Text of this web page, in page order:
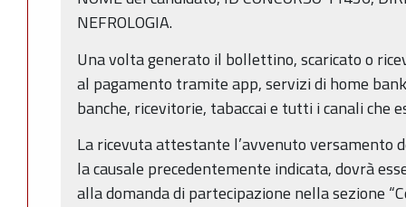
NEFROLOGIA.
Una volta generato il bollettino, scaricato o
al pagamento tramite app, servizi di home
banche, ricevitorie, tabaccai e tutti i canali che
La ricevuta attestante l’avvenuto versamento
la causale precedentemente indicata, dovrà
alla domanda di partecipazione nella sezione